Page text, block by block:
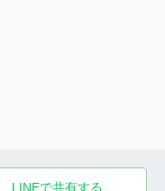
LINEで共有する